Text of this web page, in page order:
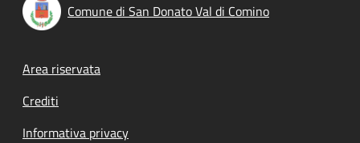
Comune di San Donato Val di Comino
Footer menu
Area riservata
Crediti
Informativa privacy